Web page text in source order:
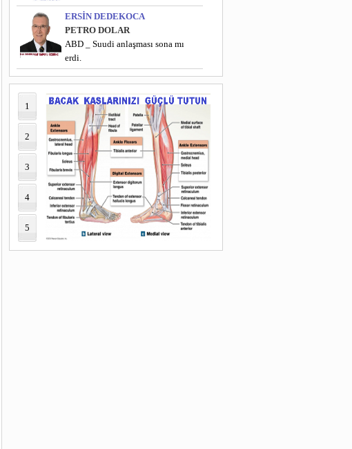
ERSİN DEDEKOCA
PETRO DOLAR
ABD _ Suudi anlaşması sona mı
erdi.
1
2
3
4
5